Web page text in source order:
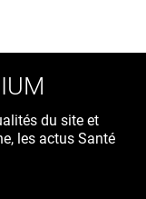
du site et
les actus Santé